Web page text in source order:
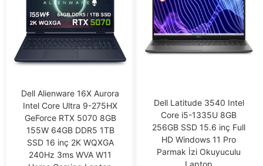
Dell Alienware 16X Aurora
Intel Core Ultra 9-275HX
GeForce RTX 5070 8GB
155W 64GB DDR5 1TB
SSD 16 inç 2K WQXGA
240Hz 3ms WVA W11
Dell Latitude 3540 Intel
Core i5-1335U 8GB
256GB SSD 15.6 inç Full
HD Windows 11 Pro
Parmak İzi Okuyuculu
Laptop